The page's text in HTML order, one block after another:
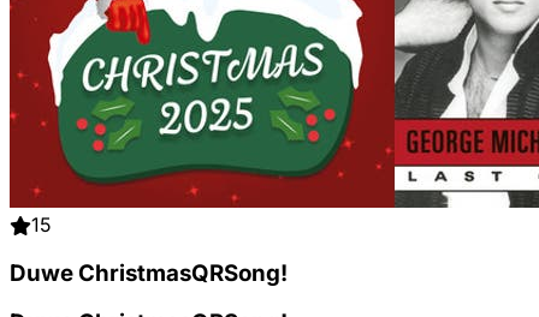
15
Duwe ChristmasQRSong!